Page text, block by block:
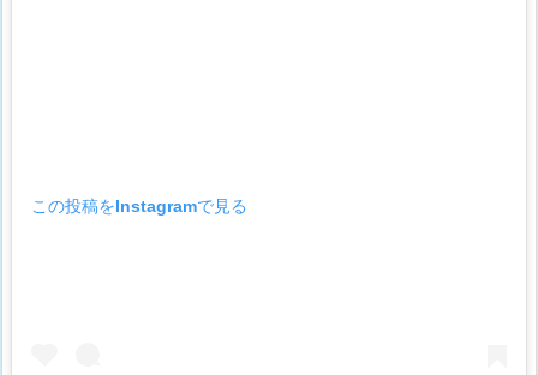
この投稿をInstagramで見る